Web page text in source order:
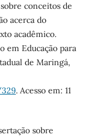
conceitos de
acerca do
acadêmico.
em Educação para
de Maringá,
. Acesso em: 11
sobre